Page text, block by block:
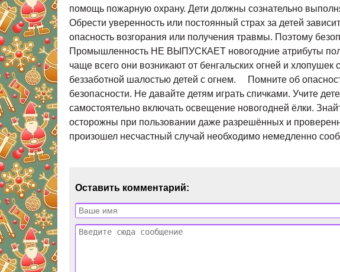
помощь пожарную охрану. Дети должны сознательно
Обрести уверенность или постоянный страх за детей
опасность возгорания или получения травмы. Поэтому
Промышленность НЕ ВЫПУСКАЕТ новогодние атрибуты
чаще всего они возникают от бенгальских огней и
беззаботной шалостью детей с огнем. Помните об
безопасности. Не давайте детям играть спичками. Учите
самостоятельно включать освещение новогодней ёлки.
осторожны при пользовании даже разрешённых и
произошел несчастный случай
Оставить комментарий: